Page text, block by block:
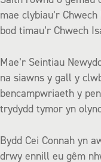
mae clybiau’r
bod timau’r Chwech
Mae’r Seintiau
na siawns y gall y
bencampwriaeth y
trydydd tymor yn
Bydd Cei Connah yn
drwy ennill eu gêm